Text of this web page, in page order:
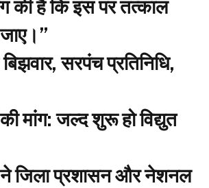
की है कि इस पर तत्काल
सरपंच प्रतिनिधि,
की मांग: जल्द शुरू हो विद्युत
ने जिला प्रशासन और नेशनल